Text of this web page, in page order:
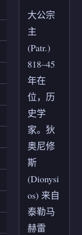
大公宗
主
(Patr.)
818–45
年在
位，历
史学
家。狄
奥尼修
斯
(Dionysi
os) 来自
泰勒马
赫雷